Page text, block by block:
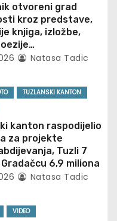
otvoreni grad
kroz predstave,
knjiga, izložbe,
Natasa Tadic
TUZLANSKI KANTON
kanton raspodijelio
za projekte
Tuzli 7
6,9 miliona
Natasa Tadic
VIDEO